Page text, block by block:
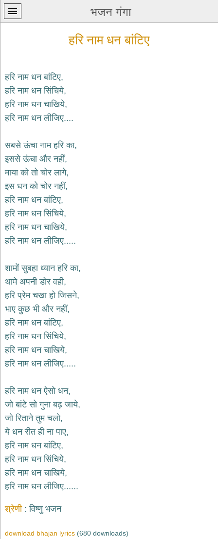
भजन गंगा
प्रथम
पन्ना
home
भजन
krishna
bhajans
शिव
भजन
bhajans
हनुमान
भजन
hanuman
bhajans
भजन
sai
bhajans
जैन
भजन
jain
bhajans
दुर्गा
भजन
durga
bhajans
गणेश
भजन
ganesh
राम
भजन
raam
गुरुदेव
भजन
gurudev
विविध
miscellaneous
bhajans
हरि नाम धन बांटिए
हरि नाम धन बांटिए,
हरि नाम धन सिंचिये,
हरि नाम धन चाखिये,
हरि नाम धन लीजिए....
सबसे ऊंचा नाम हरि का,
इससे ऊंचा और नहीं,
माया को तो चोर लागे,
इस धन को चोर नहीं,
हरि नाम धन बांटिए,
हरि नाम धन सिंचिये,
हरि नाम धन चाखिये,
हरि नाम धन लीजिए.....
शामों सुबहा ध्यान हरि का,
थामे अपनी डोर वही,
हरि प्रेम चखा हो जिसने,
भाए कुछ भी और नहीं,
हरि नाम धन बांटिए,
हरि नाम धन सिंचिये,
हरि नाम धन चाखिये,
हरि नाम धन लीजिए.....
हरि नाम धन ऐसो धन,
जो बांटे सो गुना बढ़ जाये,
जो रिताने तुम चलो,
ये धन रीत ही ना पाए,
हरि नाम धन बांटिए,
हरि नाम धन सिंचिये,
हरि नाम धन चाखिये,
हरि नाम धन लीजिए......
श्रेणी विष्णु भजन
download bhajan lyrics (680 downloads)